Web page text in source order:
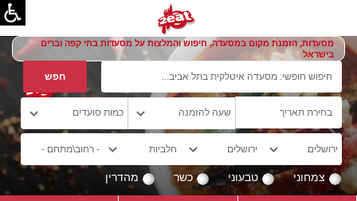
מסעדות, הזמנת מקום במסעדה, חיפוש והמלצות על מסעדות בתי קפה וברים
בישראל
צמחוני טבעוני כשר מהדרין